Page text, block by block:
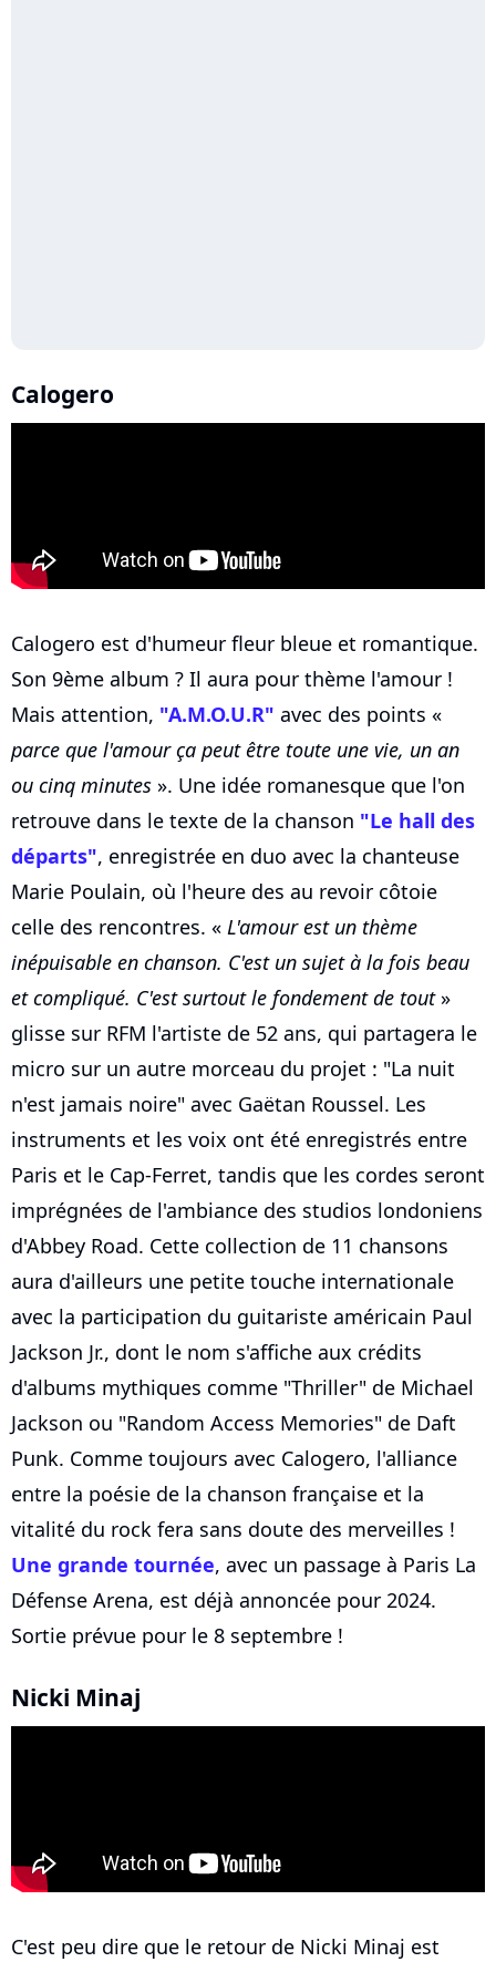
Calogero
Calogero est d'humeur fleur bleue et romantique.
Son 9ème album ? Il aura pour thème l'amour !
Mais attention, "A.M.O.U.R" avec des points «
parce que l'amour ça peut être toute une vie, un an
ou cinq minutes ». Une idée romanesque que l'on
retrouve dans le texte de la chanson "Le hall des
départs", enregistrée en duo avec la chanteuse
Marie Poulain, où l'heure des au revoir côtoie
celle des rencontres. « L'amour est un thème
inépuisable en chanson. C'est un sujet à la fois beau
et compliqué. C'est surtout le fondement de tout»
glisse sur RFM l'artiste de 52 ans, qui partagera le
micro sur un autre morceau du projet : "La nuit
n'est jamais noire" avec Gaëtan Roussel. Les
instruments et les voix ont été enregistrés entre
Paris et le Cap-Ferret, tandis que les cordes seront
imprégnées de l'ambiance des studios londoniens
d'Abbey Road. Cette collection de 11 chansons
aura d'ailleurs une petite touche internationale
avec la participation du guitariste américain Paul
Jackson Jr., dont le nom s'affiche aux crédits
d'albums mythiques comme "Thriller" de Michael
Jackson ou "Random Access Memories" de Daft
Punk. Comme toujours avec Calogero, l'alliance
entre la poésie de la chanson française et la
vitalité du rock fera sans doute des merveilles !
Une grande tournée, avec un passage à Paris La
Défense Arena, est déjà annoncée pour 2024.
Sortie prévue pour le 8 septembre !
Nicki Minaj
C'est peu dire que le retour de Nicki Minaj est